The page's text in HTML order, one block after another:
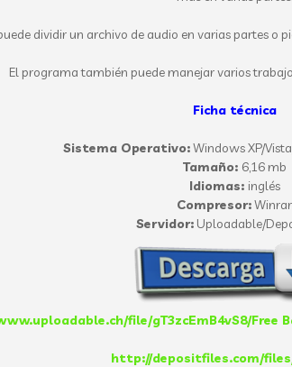
dividir un archivo de audio en varias partes o
El programa también puede manejar varios
Ficha técnica
Sistema Operativo:Windows XP/
Tamaño: 6,16 mb
Idiomas: inglés
Compresor:Winrar
Servidor: Uploadable/
file/gT3zcEmB4vS8/
http://depositfiles.com/